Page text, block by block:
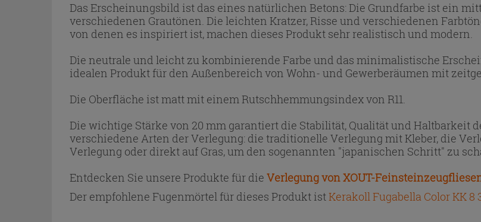
Das Erscheinungsbild ist das eines natürlichen Betons: Die Grundfarbe ist ein
verschiedenen Grautönen. Die leichten Kratzer, Risse und verschiedenen
von denen es inspiriert ist, machen dieses Produkt sehr realistisch und modern.
Die neutrale und leicht zu kombinierende Farbe und das minimalistische
idealen Produkt für den Außenbereich von Wohn- und Gewerberäumen mit
Die Oberfläche ist matt mit einem Rutschhemmungsindex von R11.
Die wichtige Stärke von 20 mm garantiert die Stabilität, Qualität und Haltbarkeit
verschiedene Arten der Verlegung: die traditionelle Verlegung mit Kleber, die
Verlegung oder direkt auf Gras, um den sogenannten "japanischen Schritt" zu
Entdecken Sie unsere Produkte für die Verlegung von XOUT-
Der empfohlene Fugenmörtel für dieses Produkt istKerakoll Fugabella Color KK